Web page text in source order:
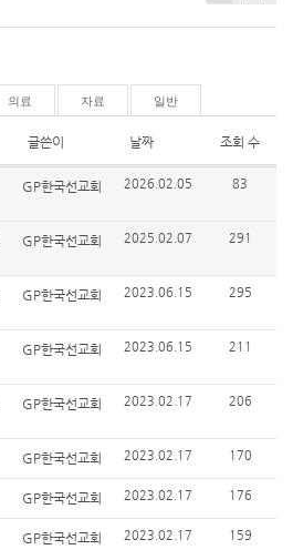
의료 자료 일반
글쓴이 날짜 조회 수
GP한국선교회 2026.02.05 83
GP한국선교회 2025.02.07 291
GP한국선교회 2023.06.15 295
GP한국선교회 2023.06.15 211
GP한국선교회 2023.02.17 206
GP한국선교회 2023.02.17 170
GP한국선교회 2023.02.17 176
GP한국선교회 2023.02.17 159